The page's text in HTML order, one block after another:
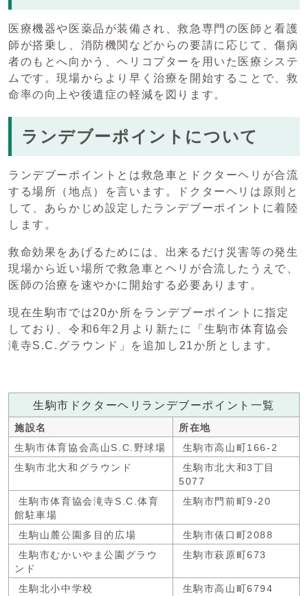
医療機器や医薬品が装備され、救急専門の医師と看護
師が搭乗し、消防機関などからの要請に応じて、傷病
者のもとへ向かう、ヘリコプターを用いた医療システ
ムです。現場からより早く治療を開始することで、救
命率の向上や後遺症の軽減を図ります。
ランデブーポイントについて
ランデブーポイントとは救急車とドクターヘリが合流
する場所（地点）を言います。ドクターヘリは原則と
して、あらかじめ設定したランデブーポイントに着陸
します。
救命効果をあげるためには、出来るだけ災害等の発生
現場から近い場所で救急車とヘリが合流したうえで、
医師の治療を速やかに開始する必要あります。
現在生駒市では20か所をランデブーポイントに指定
しており、令和6年2月より新たに「生駒市体育協会
滝寺S.C.グラウンド」を追加し21か所とします。
生駒市ドクターヘリランデブーポイント一覧
施設名
所在地
生駒市体育協会高山S.C.野球場
生駒市高山町166-2
生駒市北大和グラウンド
生駒市北大和3丁目
5077
生駒市体育協会滝寺S.C.体育
館駐車場
生駒市門前町9-20
生駒山麓公園多目的広場
生駒市俵口町2088
生駒市むかいやま公園グラウ
ンド
生駒市萩原町673
生駒北小中学校
生駒市高山町6794